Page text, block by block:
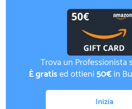
Trova un Professionista
È gratised ottieni50€in
Inizia